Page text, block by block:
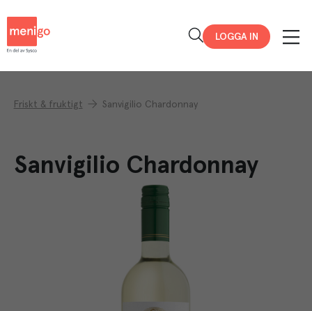
LOGGA IN
Friskt & fruktigt Sanvigilio Chardonnay
Sanvigilio Chardonnay